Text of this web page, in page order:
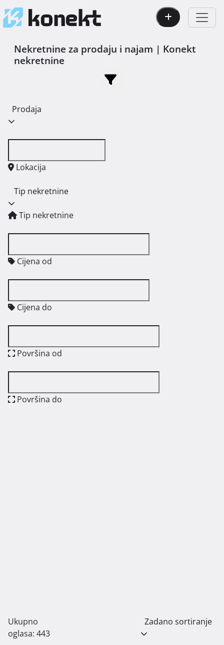
Nekretnine za prodaju i najam | Konekt
nekretnine
Prodaja
Lokacija
Tip nekretnine
Tip nekretnine
Cijena od
Cijena do
Površina od
Površina do
Ukupno
oglasa: 443
Zadano sortiranje